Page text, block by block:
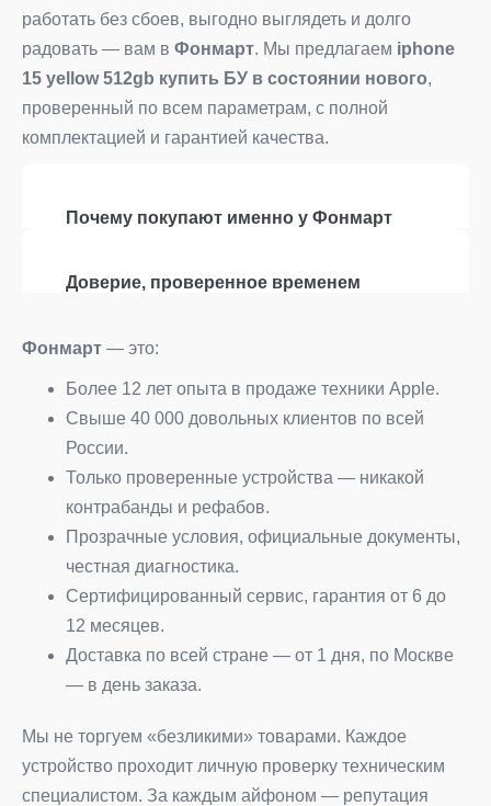
работать без сбоев, выгодно выглядеть и долго
радовать — вам в Фонмарт. Мы предлагаем iphone
15 yellow 512gb купить БУ в состоянии нового,
проверенный по всем параметрам, с полной
комплектацией и гарантией качества.
Почему покупают именно у Фонмарт
Доверие, проверенное временем
Фонмарт — это:
Более 12 лет опыта в продаже техники Apple.
Свыше 40 000 довольных клиентов по всей
России.
Только проверенные устройства — никакой
контрабанды и рефабов.
Прозрачные условия, официальные документы,
честная диагностика.
Сертифицированный сервис, гарантия от 6 до
12 месяцев.
Доставка по всей стране — от 1 дня, по Москве
— в день заказа.
Мы не торгуем «безликими» товарами. Каждое
устройство проходит личную проверку техническим
специалистом. За каждым айфоном — репутация